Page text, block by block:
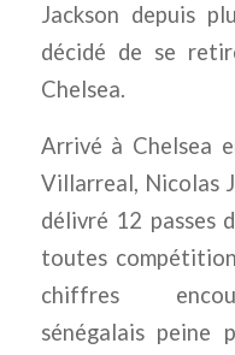
Jackson depuis
décidé de se
Chelsea.
Arrivé à Chelsea
Villarreal, Nicolas
délivré 12 passes
toutes
chiffres
sénégalais